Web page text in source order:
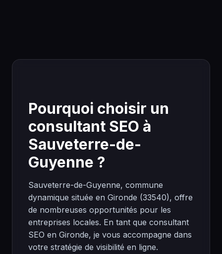
Pourquoi choisir un
consultant SEO à
Sauveterre-de-
Guyenne ?
Sauveterre-de-Guyenne, commune
dynamique située en Gironde (33540), offre
de nombreuses opportunités pour les
entreprises locales. En tant que consultant
SEO en Gironde, je vous accompagne dans
votre stratégie de visibilité en ligne.